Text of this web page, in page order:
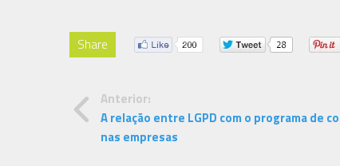
Share
Anterior:
A relação entre LGPD com o programa de
nas empresas